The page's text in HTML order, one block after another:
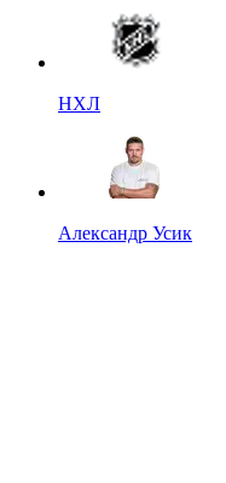
НХЛ
Александр Усик